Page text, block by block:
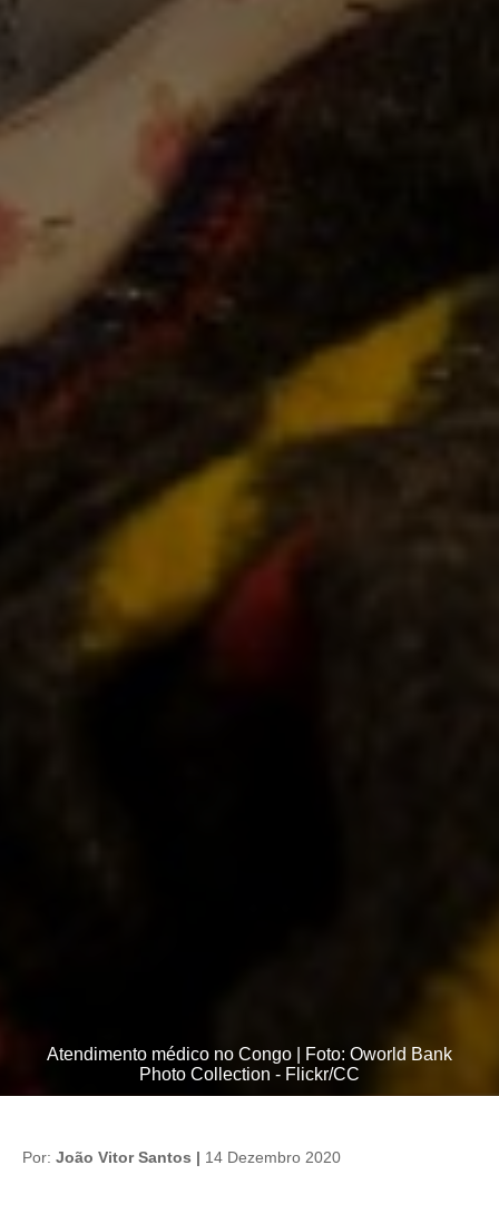
Atendimento médico no Congo | Foto: Oworld Bank
Photo Collection - Flickr/CC
Por: João Vitor Santos | 14 Dezembro 2020